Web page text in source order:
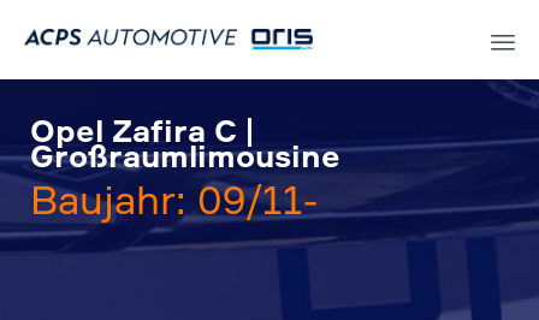
Opel Zafira C |
Großraumlimousine
Baujahr: 09/11-